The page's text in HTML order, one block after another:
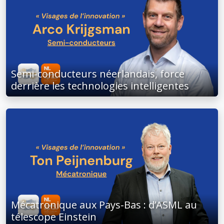
Semi-conducteurs néerlandais, force
derrière les technologies intelligentes
Mécatronique aux Pays-Bas : d’ASML au
télescope Einstein